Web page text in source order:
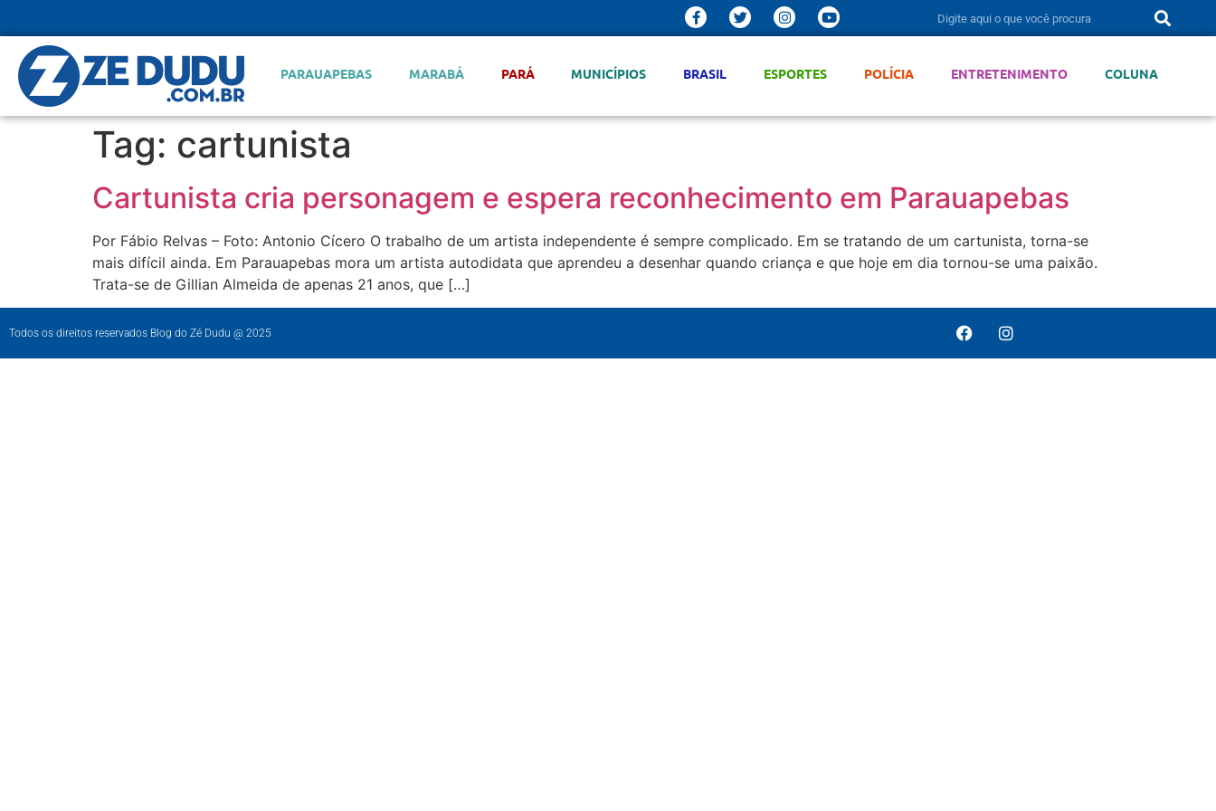
PARAUAPEBAS MARABÁ PARÁ MUNICÍPIOS BRASIL ESPORTES POLÍCIA ENTRETENIMENTO COLUNA
Tag: cartunista
Cartunista cria personagem e espera reconhecimento em Parauapebas
Por Fábio Relvas – Foto: Antonio Cícero O trabalho de um artista independente é sempre complicado. Em se tratando de um cartunista, torna-se
mais difícil ainda. Em Parauapebas mora um artista autodidata que aprendeu a desenhar quando criança e que hoje em dia tornou-se uma paixão.
Trata-se de Gillian Almeida de apenas 21 anos, que […]
Todos os direitos reservados Blog do Zé Dudu @ 2025